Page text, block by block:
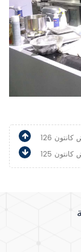
126
125